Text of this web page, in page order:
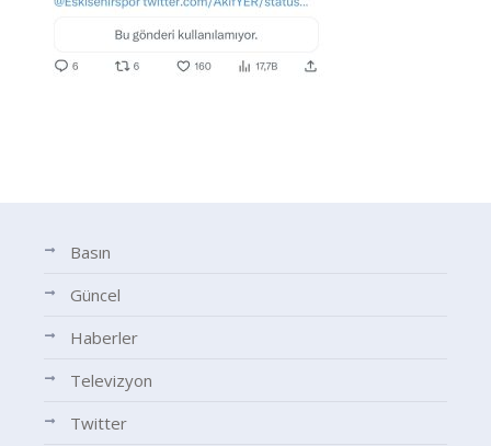
Basın
Güncel
Haberler
Televizyon
Twitter